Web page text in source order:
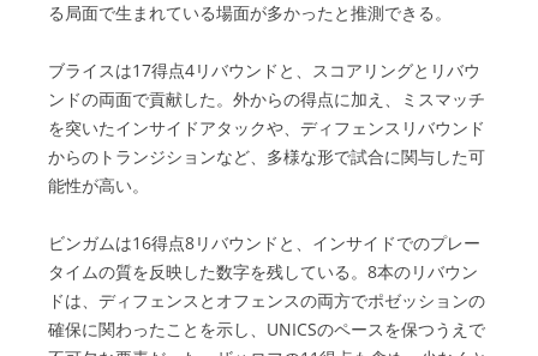
る局面で生まれている場面が多かったと推測できる。
ブライスは17得点4リバウンドと、スコアリングとリバウ
ンドの両面で貢献した。外からの得点に加え、ミスマッチ
を突いたインサイドアタックや、ディフェンスリバウンド
からのトランジションなど、多様な形で試合に関与した可
能性が高い。
ビンガムは16得点8リバウンドと、インサイドでのプレー
タイムの質を反映した数字を残している。8本のリバウン
ドは、ディフェンスとオフェンスの両方でポゼッションの
確保に関わったことを示し、UNICSのペースを保つうえで